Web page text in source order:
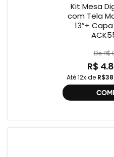
Kit Mesa
com Tela
13”+
De R$
R$
Até 12x de